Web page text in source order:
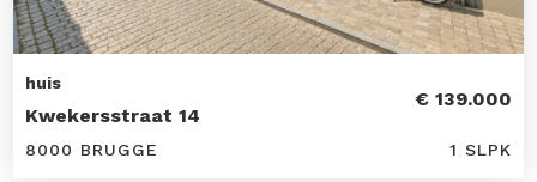
huis
Kwekersstraat 14
€ 139.000
8000 BRUGGE 1 SLPK